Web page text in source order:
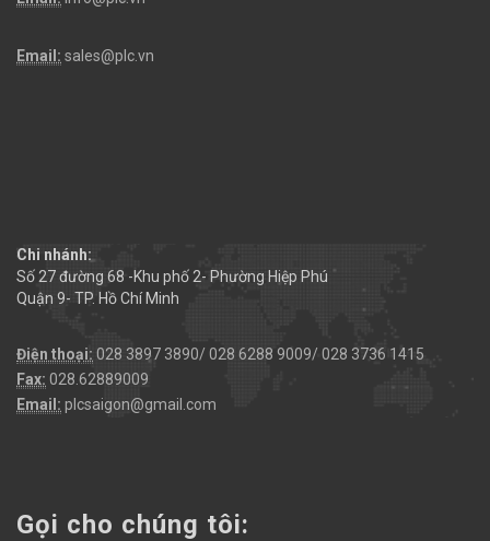
Email: sales@plc.vn
Chi nhánh:
Số 27 đường 68 -Khu phố 2- Phường Hiệp Phú
Quận 9- TP. Hồ Chí Minh
Điện thoại: 028 3897 3890/ 028 6288 9009/ 028 3736 1415
Fax: 028.62889009
Email: plcsaigon@gmail.com
Gọi cho chúng tôi: